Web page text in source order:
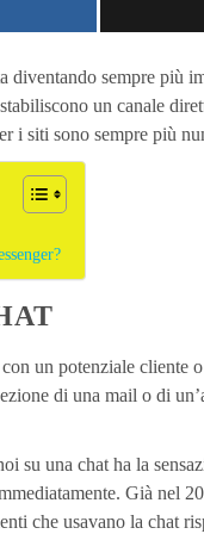
diventando sempre più
un canale
i siti sono sempre più
un potenziale cliente
di una mail o di
su una chat ha la
Già nel
che usavano la chat